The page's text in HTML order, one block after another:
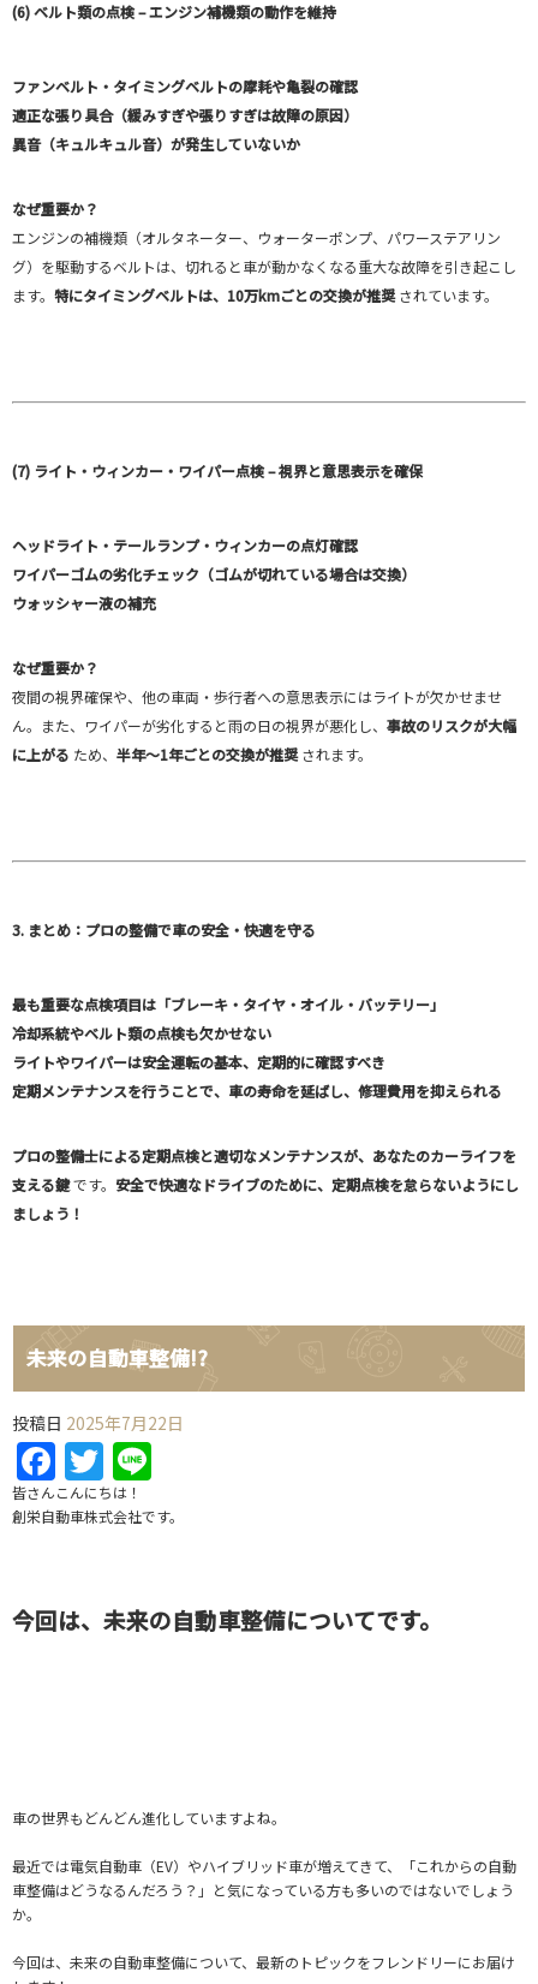
(6) ベルト類の点検 – エンジン補機類の動作を維持
ファンベルト・タイミングベルトの摩耗や亀裂の確認
適正な張り具合（緩みすぎや張りすぎは故障の原因）
異音（キュルキュル音）が発生していないか
なぜ重要か？
エンジンの補機類（オルタネーター、ウォーターポンプ、パワーステアリン
グ）を駆動するベルトは、切れると車が動かなくなる重大な故障を引き起こし
ます。 特にタイミングベルトは、10万kmごとの交換が推奨されています。
(7) ライト・ウィンカー・ワイパー点検 – 視界と意思表示を確保
ヘッドライト・テールランプ・ウィンカーの点灯確認
ワイパーゴムの劣化チェック（ゴムが切れている場合は交換）
ウォッシャー液の補充
なぜ重要か？
夜間の視界確保や、他の車両・歩行者への意思表示にはライトが欠かせませ
ん。また、ワイパーが劣化すると雨の日の視界が悪化し、 事故のリスクが大幅
に上がる ため、 半年～1年ごとの交換が推奨されます。
3. まとめ：プロの整備で車の安全・快適を守る
最も重要な点検項目は「ブレーキ・タイヤ・オイル・バッテリー」
冷却系統やベルト類の点検も欠かせない
ライトやワイパーは安全運転の基本、定期的に確認すべき
定期メンテナンスを行うことで、車の寿命を延ばし、修理費用を抑えられる
プロの整備士による定期点検と適切なメンテナンスが、あなたのカーライフを
支える鍵です。 安全で快適なドライブのために、定期点検を怠らないようにし
ましょう！
未来の自動車整備!?
投稿日 2025年7月22日
Facebook
Twitter
皆さんこんにちは！
創栄自動車株式会社です。
今回は、未来の自動車整備についてです。
車の世界もどんどん進化していますよね。
最近では電気自動車（EV）やハイブリッド車が増えてきて、「これからの自動
車整備はどうなるんだろう？」と気になっている方も多いのではないでしょう
か。
今回は、未来の自動車整備について、最新のトピックをフレンドリーにお届け